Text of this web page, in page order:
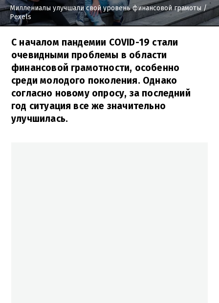
Миллениалы улучшали свой уровень финансовой грамоты/
Pexels
С началом пандемии COVID-19 стали
очевидными проблемы в области
финансовой грамотности, особенно
среди молодого поколения. Однако
согласно новому опросу, за последний
год ситуация все же значительно
улучшилась.